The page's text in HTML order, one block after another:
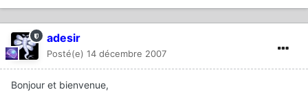
adesir
Posté(e) 14 décembre 2007
Bonjour et bienvenue,